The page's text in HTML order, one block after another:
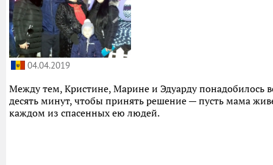
04.04.2019
Между тем, Кристине, Марине и Эдуарду понадобилось
десять минут, чтобы принять решение — пусть мама
каждом из спасенных ею людей.